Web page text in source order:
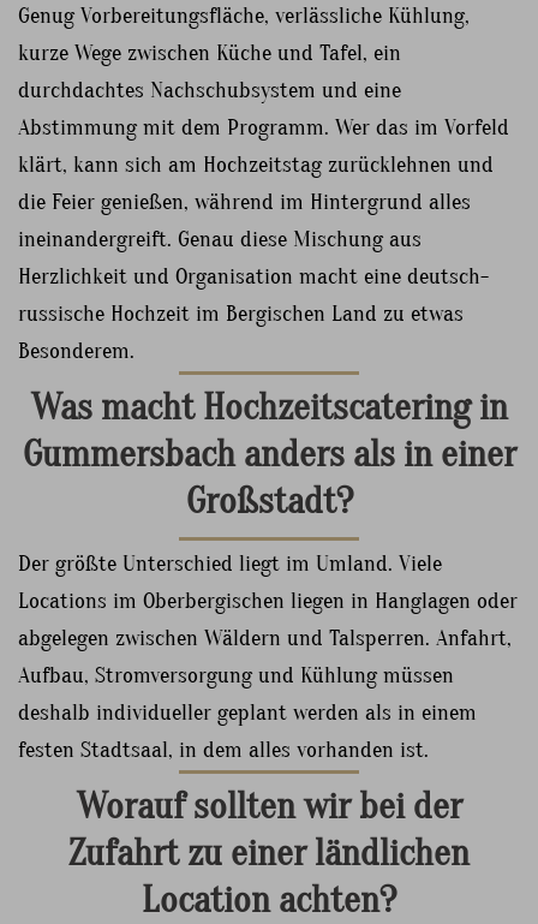
Genug Vorbereitungsfläche, verlässliche Kühlung,
kurze Wege zwischen Küche und Tafel, ein
durchdachtes Nachschubsystem und eine
Abstimmung mit dem Programm. Wer das im Vorfeld
klärt, kann sich am Hochzeitstag zurücklehnen und
die Feier genießen, während im Hintergrund alles
ineinandergreift. Genau diese Mischung aus
Herzlichkeit und Organisation macht eine deutsch-
russische Hochzeit im Bergischen Land zu etwas
Besonderem.
Was macht Hochzeitscatering in
Gummersbach anders als in einer
Großstadt?
Der größte Unterschied liegt im Umland. Viele
Locations im Oberbergischen liegen in Hanglagen oder
abgelegen zwischen Wäldern und Talsperren. Anfahrt,
Aufbau, Stromversorgung und Kühlung müssen
deshalb individueller geplant werden als in einem
festen Stadtsaal, in dem alles vorhanden ist.
Worauf sollten wir bei der
Zufahrt zu einer ländlichen
Location achten?